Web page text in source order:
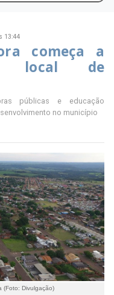
13:44
começa a
local de
públicas e educação
no município
(Foto: Divulgação)